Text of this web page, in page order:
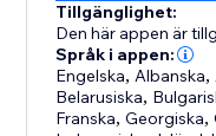
Tillgänglighet:
Den här appen är
Språk i appen:
Engelska, Albanska,
Belarusiska,
Franska,Georgiska,